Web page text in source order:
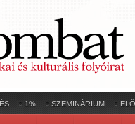
1% SZEMINÁRIUM